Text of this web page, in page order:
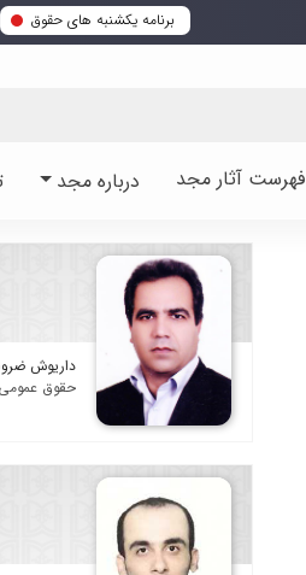
برنامه یکشنبه های حقوق
فهرست آثار مجد درباره مجد
داریوش
حقوق عمومی